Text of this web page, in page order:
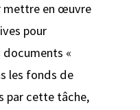
mettre en œuvre
pour
documents «
les fonds de
par cette tâche,